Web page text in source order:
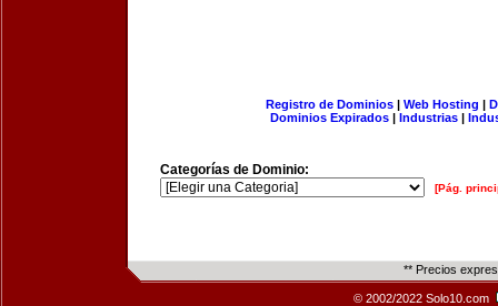
Registro de Dominios| Web Hosting |
Dominios Expirados | Industrias |
Categorías de Dominio:
[Pág.
** Precios
© 2002/2022 Solo10.com